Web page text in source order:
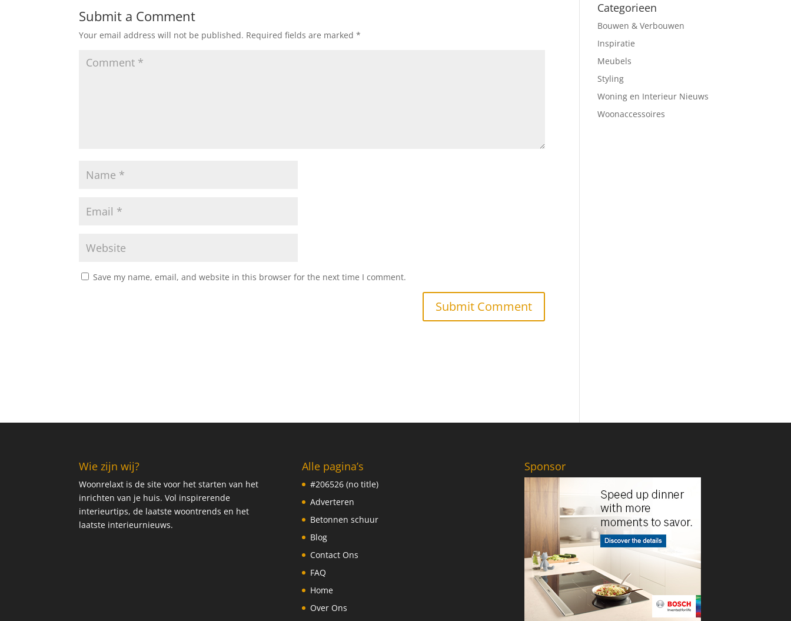
Submit a Comment
Your email address will not be published. Required fields are marked*
Save my name, email, and website in this browser for the next time I comment.
Categorieen
Bouwen & Verbouwen
Inspiratie
Meubels
Styling
Woning en Interieur Nieuws
Woonaccessoires
Wie zijn wij?
Woonrelaxt is de site voor het starten van het
inrichten van je huis. Vol inspirerende
interieurtips, de laatste woontrends en het
laatste interieurnieuws.
Alle pagina’s
#206526 (no title)
Adverteren
Betonnen schuur
Blog
Contact Ons
FAQ
Home
Over Ons
Sponsor